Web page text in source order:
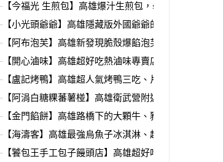
【今福光 生煎包】高雄爆汁生煎包，學生、上班族的
【小光頭爺爺】高雄隱藏版外國爺爺的墨西哥捲餅，
【阿布泡芙】高雄新發現脆殼爆餡泡芙，必吃超特別
【開心滷味】高雄超好吃熱滷味專賣店，必吃超入味
【盧記烤鴨】高雄超人氣烤鴨三吃、片皮鴨名店，鳥
【阿涓白糖粿蕃薯椪】高雄衛武營附近古早味白糖粿
【金門餡餅】高雄路橋下的大顆牛、豬肉餡餅，一不
【海濤客】高雄最強烏魚子冰淇淋、超多海味零食伴
【饕包王手工包子饅頭店】高雄超好吃蛋黃、辣味肉